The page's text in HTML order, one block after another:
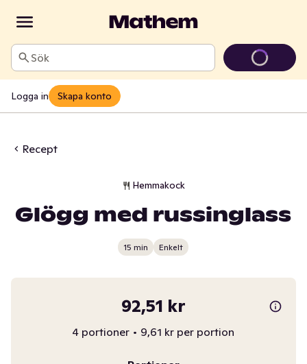
Sök
Logga in Skapa konto
Recept
Hemmakock
Glögg med russinglass
15 min Enkelt
92,51 kr
4 portioner • 9,61 kr per portion